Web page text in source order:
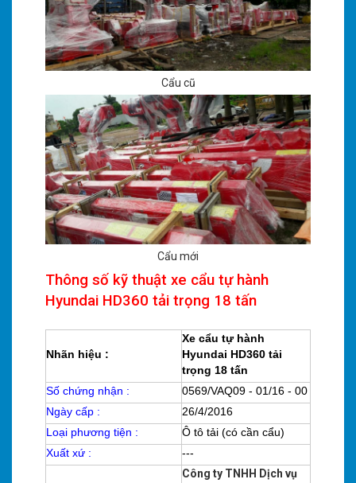
Cẩu cũ
Cẩu mới
Thông số kỹ thuật xe cẩu tự hành
Hyundai HD360 tải trọng 18 tấn
Nhãn hiệu :
Xe cẩu tự hành
Hyundai HD360 tải
trọng 18 tấn
Số chứng nhận :
0569/VAQ09 - 01/16 - 00
Ngày cấp :
26/4/2016
Loại phương tiện :
Ô tô tải (có cần cẩu)
Xuất xứ :
---
Công ty TNHH Dịch vụ